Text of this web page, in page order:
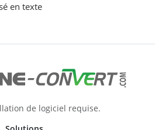
en texte
de logiciel requise.